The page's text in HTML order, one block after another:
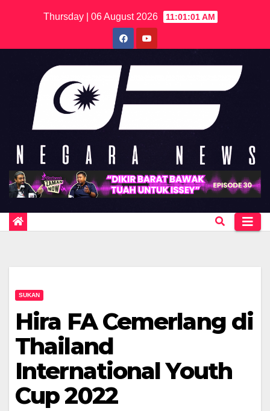
Thursday | 06 August 2026 11:01:01 AM
SUKAN
Hira FA Cemerlang di
Thailand
International Youth
Cup 2022